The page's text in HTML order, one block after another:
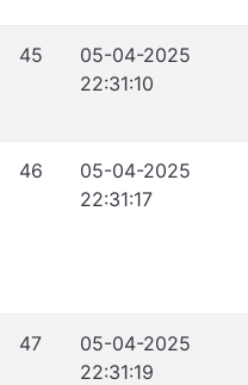
45
05-04-2025
22:31:10
46
05-04-2025
22:31:17
47
05-04-2025
22:31:19